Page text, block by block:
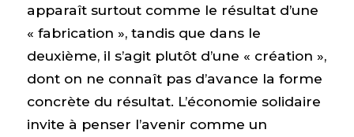
apparaît surtout comme le résultat d’une
« fabrication », tandis que dans le
deuxième, il s’agit plutôt d’une « création »,
dont on ne connaît pas d’avance la forme
concrète du résultat. L’économie solidaire
invite à penser l’avenir comme un